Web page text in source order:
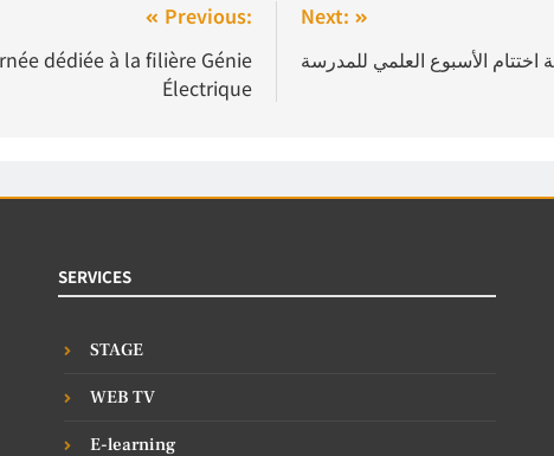
Previous:
dédiée à la filière Génie
Électrique
Next:
الأسبوع العلمي للمدرسة
SERVICES
STAGE
WEB TV
E-learning